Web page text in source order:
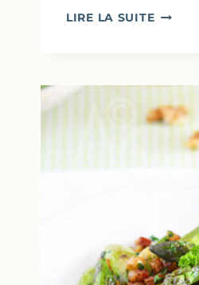
LIRE LA SUITEGRATIN
AU
&